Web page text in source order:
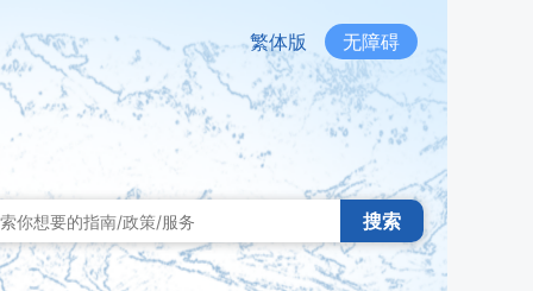
繁体版 无障碍
搜索